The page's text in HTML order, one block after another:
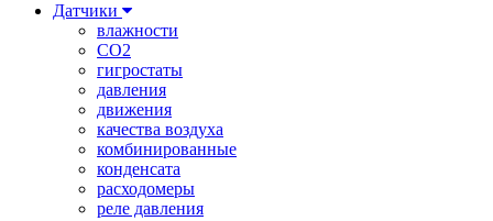
Датчики
влажности
CO2
гигростаты
давления
движения
качества воздуха
комбинированные
конденсата
расходомеры
реле давления